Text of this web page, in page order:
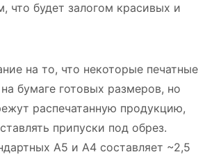
что будет залогом красивых и
на то, что некоторые печатные
бумаге готовых размеров, но
распечатанную продукцию,
припуски под обрез.
А5 и А4 составляет ~2,5